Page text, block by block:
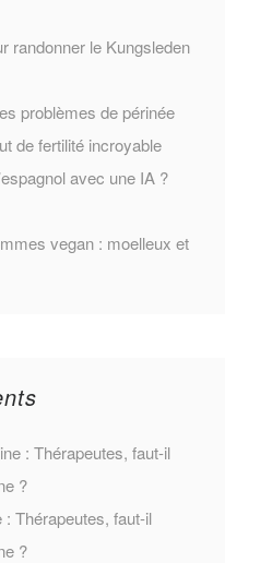
randonner le Kungsleden
problèmes de périnée
de fertilité incroyable
avec une IA ?
vegan : moelleux et
: Thérapeutes, faut-il
?
Thérapeutes, faut-il
?